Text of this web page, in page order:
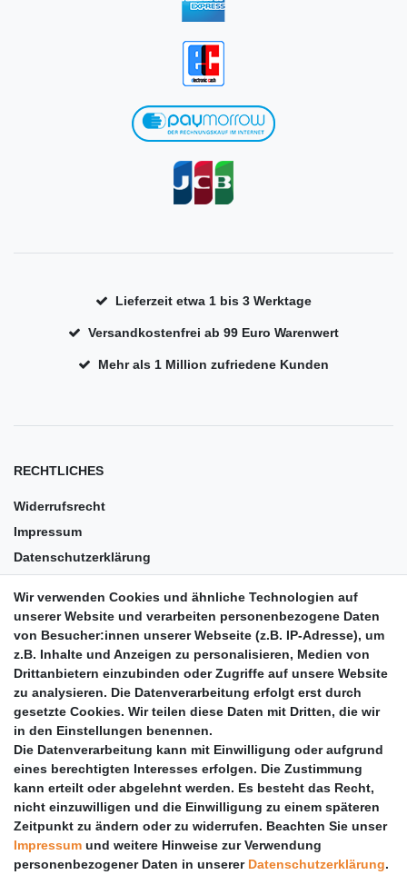
Lieferzeit etwa 1 bis 3 Werktage
Versandkostenfrei ab 99 Euro Warenwert
Mehr als 1 Million zufriedene Kunden
RECHTLICHES
Widerrufsrecht
Impressum
Datenschutzerklärung
Barrierefreiheit
Anleitungen
Vertrag widerrufen
PARTNER
DHL
GLS
PaketPLUS
SPONSORING
Wir verwenden Cookies und ähnliche Technologien auf
unserer Website und verarbeiten personenbezogene Daten
von Besucher:innen unserer Webseite (z.B. IP-Adresse), um
z.B. Inhalte und Anzeigen zu personalisieren, Medien von
Drittanbietern einzubinden oder Zugriffe auf unsere Website
zu analysieren. Die Datenverarbeitung erfolgt erst durch
gesetzte Cookies. Wir teilen diese Daten mit Dritten, die wir
in den Einstellungen benennen.
Die Datenverarbeitung kann mit Einwilligung oder aufgrund
eines berechtigten Interesses erfolgen. Die Zustimmung
kann erteilt oder abgelehnt werden. Es besteht das Recht,
nicht einzuwilligen und die Einwilligung zu einem späteren
Zeitpunkt zu ändern oder zu widerrufen. Beachten Sie unser
Impressum und weitere Hinweise zur Verwendung
personenbezogener Daten in unserer Daten­schutz­erklärung.